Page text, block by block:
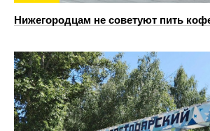
Нижегородцам не советуют пить